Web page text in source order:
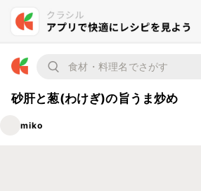
砂肝と葱(わけぎ)の旨うま炒め
miko